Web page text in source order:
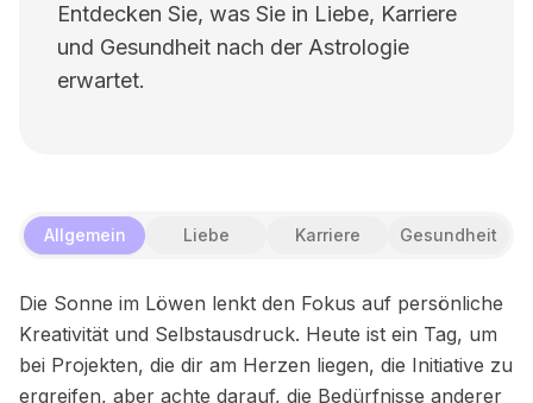
Entdecken Sie, was Sie in Liebe, Karriere
und Gesundheit nach der Astrologie
erwartet.
Allgemein Liebe Karriere Gesundheit
Die Sonne im Löwen lenkt den Fokus auf persönliche
Kreativität und Selbstausdruck. Heute ist ein Tag, um
bei Projekten, die dir am Herzen liegen, die Initiative zu
ergreifen, aber achte darauf, die Bedürfnisse anderer